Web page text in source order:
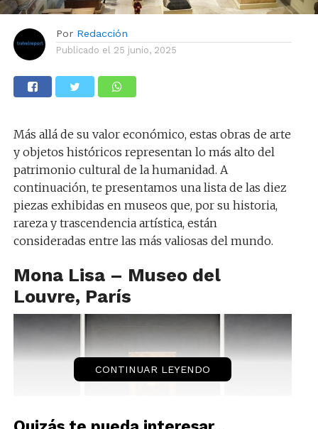
Por Redacción
Publicado el 25 junio, 2025
Más allá de su valor económico, estas obras de arte
y objetos históricos representan lo más alto del
patrimonio cultural de la humanidad. A
continuación, te presentamos una lista de las diez
piezas exhibidas en museos que, por su historia,
rareza y trascendencia artística, están
consideradas entre las más valiosas del mundo.
Mona Lisa – Museo del
Louvre, París
CONTINUAR LEYENDO